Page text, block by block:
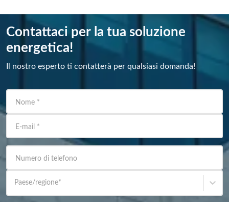
Contattaci per la tua soluzione
energetica!
Il nostro esperto ti contatterà per qualsiasi domanda!
Nome *
E-mail *
Numero di telefono
Paese/regione*